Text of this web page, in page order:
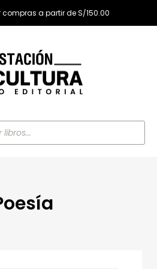
compras a partir de S/150.00